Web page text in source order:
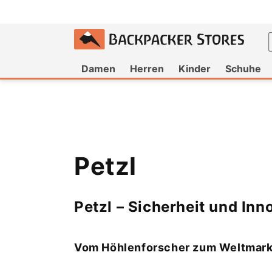
Damen Herren Kinder Schuhe
K
a
e
Petzl
Petzl – Sicherheit und
Vom Höhlenforscher zum